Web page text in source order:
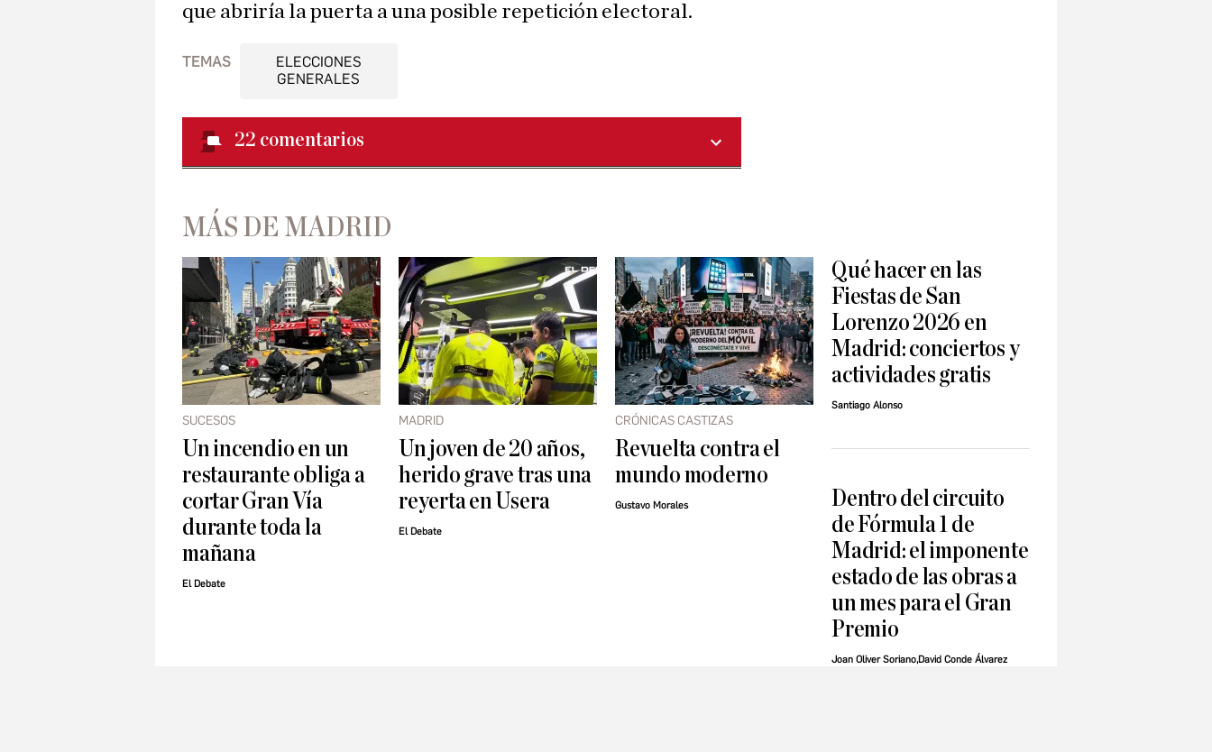
que abriría la puerta a una posible repetición electoral.
TEMAS
ELECCIONES
GENERALES
22 comentarios
MÁS DE MADRID
SUCESOS
Un incendio en un
restaurante obliga a
cortar Gran Vía
durante toda la
mañana
El Debate
MADRID
Un joven de 20 años,
herido grave tras una
reyerta en Usera
El Debate
CRÓNICAS CASTIZAS
Revuelta contra el
mundo moderno
Gustavo Morales
Qué hacer en las
Fiestas de San
Lorenzo 2026 en
Madrid: conciertos y
actividades gratis
Santiago Alonso
Dentro del circuito
de Fórmula 1 de
Madrid: el imponente
estado de las obras a
un mes para el Gran
Premio
Joan Oliver Soriano,David Conde Álvarez